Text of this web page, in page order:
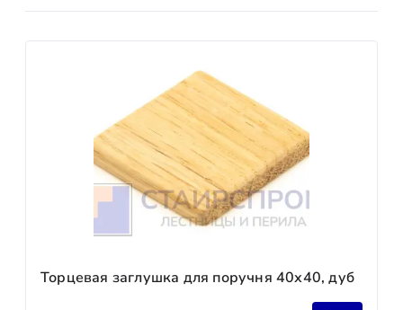
Торцевая заглушка для поручня 40х40, дуб